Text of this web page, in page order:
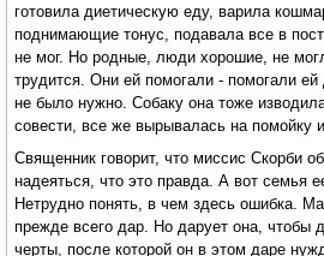
готовила диетическую еду, варила
поднимающие тонус, подавала все в
не мог. Но родные, люди хорошие, не
трудится. Они ей помогали - помогали
не было нужно. Собаку она тоже
совести, все же вырывалась на помойку
Священник говорит, что миссис Скорби
надеяться, что это правда. А вот семья
Нетрудно понять, в чем здесь ошибка.
прежде всего дар. Но дарует она, чтобы
черты, после которой он в этом даре